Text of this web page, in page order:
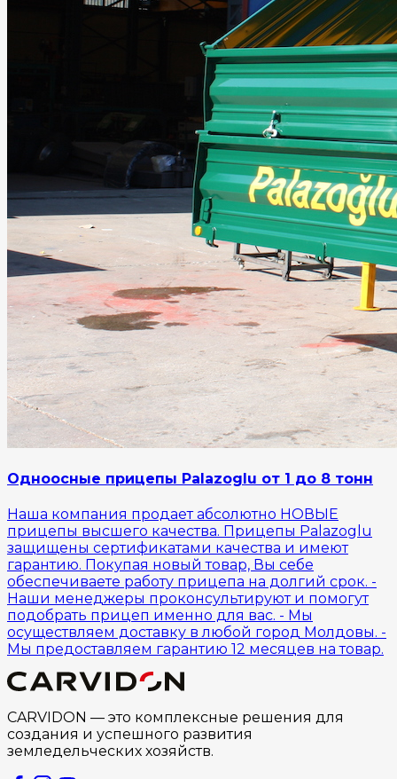
Одноосные прицепы Palazoglu от 1 до 8 тонн
Наша компания продает абсолютно НОВЫЕ
прицепы высшего качества. Прицепы Palazoglu
защищены сертификатами качества и имеют
гарантию. Покупая новый товар, Вы себе
обеспечиваете работу прицепа на долгий срок. -
Наши менеджеры проконсультируют и помогут
подобрать прицеп именно для вас. - Мы
осуществляем доставку в любой город Молдовы. -
Мы предоставляем гарантию 12 месяцев на товар.
CARVIDON — это комплексные решения для
создания и успешного развития
земледельческих хозяйств.